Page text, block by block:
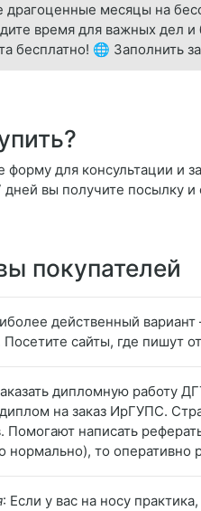
драгоценные месяцы на
время для важных дел
бесплатно! 🌐 Заполнить
форму для консультации и
вы получите посылку и
покупателей
действенный
сайты, где пишут
дипломную работу
на заказ ИрГУПС.
Помогают написать
нормально), то оперативно
: Если у вас на носу